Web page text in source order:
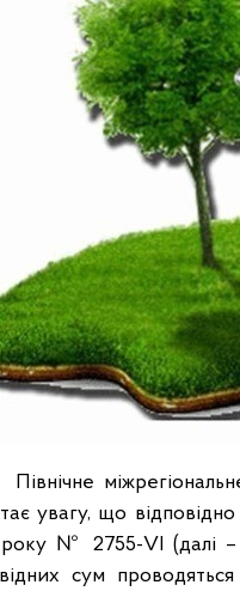
міжрегіональне
увагу, що
№ 2755-VI (далі –
сум